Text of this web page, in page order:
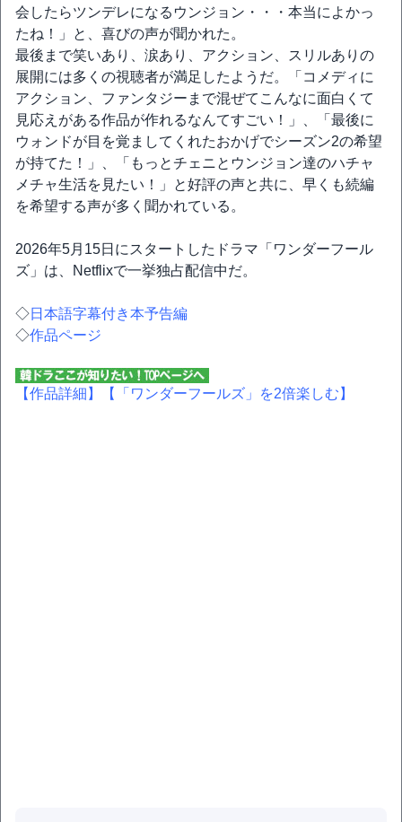
会したらツンデレになるウンジョン・・・本当によかっ
たね！」と、喜びの声が聞かれた。
最後まで笑いあり、涙あり、アクション、スリルありの
展開には多くの視聴者が満足したようだ。「コメディに
アクション、ファンタジーまで混ぜてこんなに面白くて
見応えがある作品が作れるなんてすごい！」、「最後に
ウォンドが目を覚ましてくれたおかげでシーズン2の希望
が持てた！」、「もっとチェニとウンジョン達のハチャ
メチャ生活を見たい！」と好評の声と共に、早くも続編
を希望する声が多く聞かれている。
2026年5月15日にスタートしたドラマ「ワンダーフール
ズ」は、Netflixで一挙独占配信中だ。
◇日本語字幕付き本予告編
◇作品ページ
【作品詳細】 【「ワンダーフールズ」を2倍楽しむ】